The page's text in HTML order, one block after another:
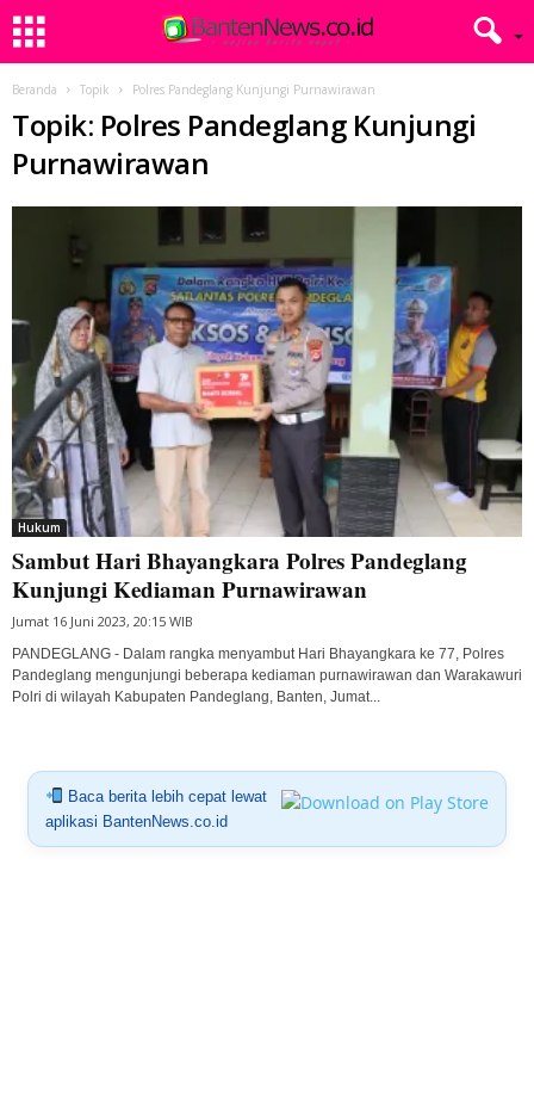
Beranda Topik Polres Pandeglang Kunjungi Purnawirawan
Topik: Polres Pandeglang Kunjungi
Purnawirawan
Hukum
Sambut Hari Bhayangkara Polres Pandeglang
Kunjungi Kediaman Purnawirawan
Jumat 16 Juni 2023, 20:15 WIB
PANDEGLANG - Dalam rangka menyambut Hari Bhayangkara ke 77, Polres
Pandeglang mengunjungi beberapa kediaman purnawirawan dan Warakawuri
Polri di wilayah Kabupaten Pandeglang, Banten, Jumat...
Baca berita lebih cepat lewat
aplikasi BantenNews.co.id